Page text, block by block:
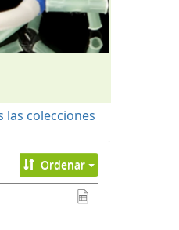
las colecciones
Ordenar